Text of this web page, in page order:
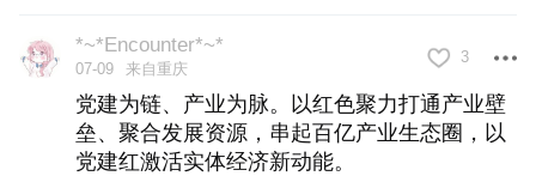
臻焱科技的“逆袭”，底气是“找准组织、融
入链条”。
园区以“两个覆盖”集中攻坚行动为契机，推
*~*Encounter*~*
07-09 来自重庆
3
党建为链、产业为脉。以红色聚力打通产业壁
垒、聚合发展资源，串起百亿产业生态圈，以
党建红激活实体经济新动能。